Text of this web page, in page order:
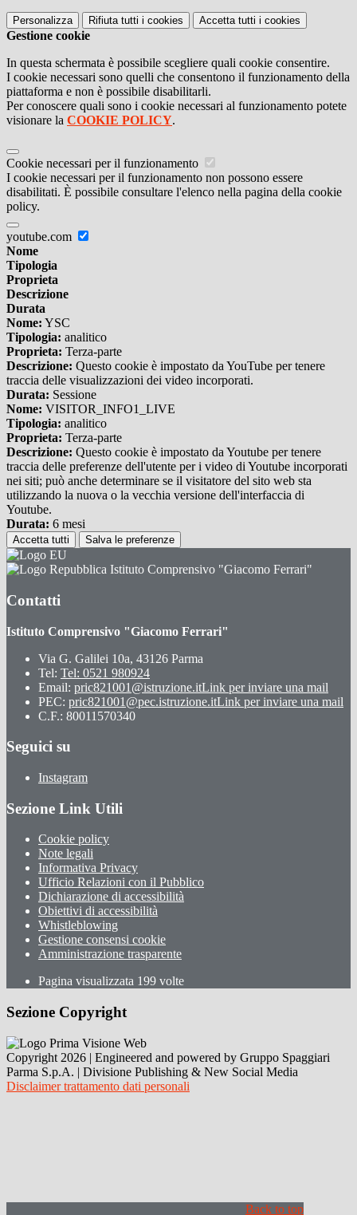
Personalizza Rifiuta tutti i cookies Accetta tutti i cookies
Gestione cookie
In questa schermata è possibile scegliere quali cookie consentire.
I cookie necessari sono quelli che consentono il funzionamento della
piattaforma e non è possibile disabilitarli.
Per conoscere quali sono i cookie necessari al funzionamento potete
visionare la COOKIE POLICY.
Cookie necessari per il funzionamento
I cookie necessari per il funzionamento non possono essere
disabilitati. È possibile consultare l'elenco nella pagina della cookie
policy.
youtube.com
Nome
Tipologia
Proprieta
Descrizione
Durata
Nome: YSC
Tipologia: analitico
Proprieta: Terza-parte
Descrizione: Questo cookie è impostato da YouTube per tenere
traccia delle visualizzazioni dei video incorporati.
Durata: Sessione
Nome: VISITOR_INFO1_LIVE
Tipologia: analitico
Proprieta: Terza-parte
Descrizione: Questo cookie è impostato da Youtube per tenere
traccia delle preferenze dell'utente per i video di Youtube incorporati
nei siti; può anche determinare se il visitatore del sito web sta
utilizzando la nuova o la vecchia versione dell'interfaccia di
Youtube.
Durata: 6 mesi
Accetta tutti Salva le preferenze
Istituto Comprensivo "Giacomo Ferrari"
Contatti
Istituto Comprensivo "Giacomo Ferrari"
Via G. Galilei 10a, 43126 Parma
Tel: Tel: 0521 980924
Email: pric821001@istruzione.itLink per inviare una mail
PEC: pric821001@pec.istruzione.itLink per inviare una mail
C.F.: 80011570340
Seguici su
Instagram
Sezione Link Utili
Cookie policy
Note legali
Informativa Privacy
Ufficio Relazioni con il Pubblico
Dichiarazione di accessibilità
Obiettivi di accessibilità
Whistleblowing
Gestione consensi cookie
Amministrazione trasparente
Pagina visualizzata 199 volte
Sezione Copyright
Copyright 2026 | Engineered and powered by Gruppo Spaggiari
Parma S.p.A. | Divisione Publishing & New Social Media
Disclaimer trattamento dati personali
Back to top